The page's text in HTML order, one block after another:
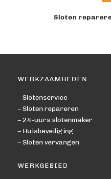
Sloten
WERKZAAMHEDEN
– Slotenservice
– Sloten repareren
– 24-uurs slotenmaker
– Huisbeveiliging
– Sloten vervangen
WERKGEBIED